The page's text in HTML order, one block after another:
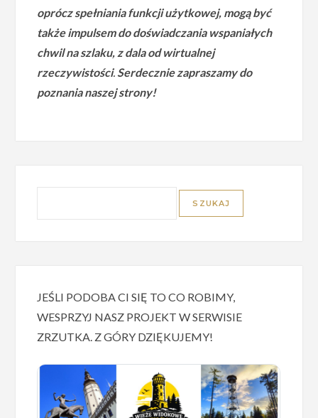
oprócz spełniania funkcji użytkowej, mogą być
także impulsem do doświadczania wspaniałych
chwil na szlaku, z dala od wirtualnej
rzeczywistości.Serdecznie zapraszamy do
poznania naszej strony!
JEŚLI PODOBA CI SIĘ TO CO ROBIMY,
WESPRZYJ NASZ PROJEKT W SERWISIE
ZRZUTKA. Z GÓRY DZIĘKUJEMY!